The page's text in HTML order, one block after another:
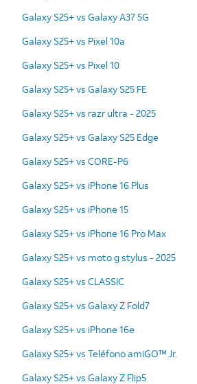
Galaxy S25+ vs Galaxy A37 5G
Galaxy S25+ vs Pixel 10a
Galaxy S25+ vs Pixel 10
Galaxy S25+ vs Galaxy S25 FE
Galaxy S25+ vs razr ultra - 2025
Galaxy S25+ vs Galaxy S25 Edge
Galaxy S25+ vs CORE-P6
Galaxy S25+ vs iPhone 16 Plus
Galaxy S25+ vs iPhone 15
Galaxy S25+ vs iPhone 16 Pro Max
Galaxy S25+ vs moto g stylus - 2025
Galaxy S25+ vs CLASSIC
Galaxy S25+ vs Galaxy Z Fold7
Galaxy S25+ vs iPhone 16e
Galaxy S25+ vs Teléfono amiGO™ Jr.
Galaxy S25+ vs Galaxy Z Flip5